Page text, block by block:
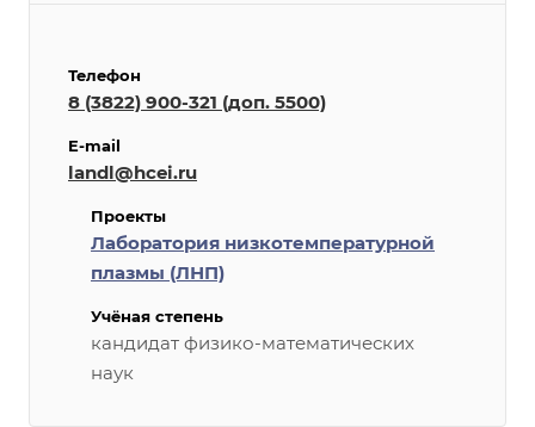
Телефон
8 (3822) 900-321 (доп. 5500)
E-mail
landl@hcei.ru
Проекты
Лаборатория низкотемпературной
плазмы (ЛНП)
Учёная степень
кандидат физико-математических
наук